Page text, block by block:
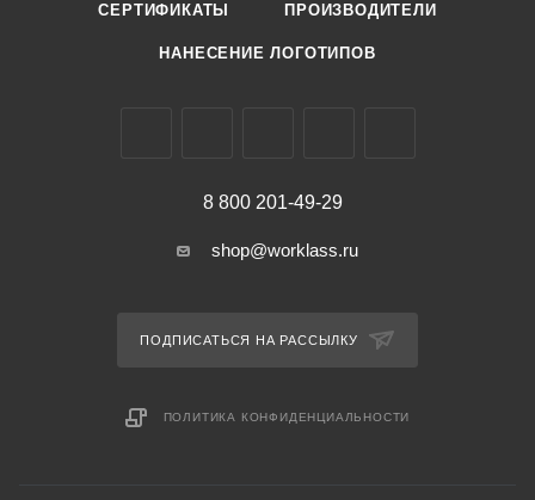
СЕРТИФИКАТЫ ПРОИЗВОДИТЕЛИ
НАНЕСЕНИЕ ЛОГОТИПОВ
8 800 201-49-29
shop@worklass.ru
ПОДПИСАТЬСЯ НА РАССЫЛКУ
ПОЛИТИКА КОНФИДЕНЦИАЛЬНОСТИ